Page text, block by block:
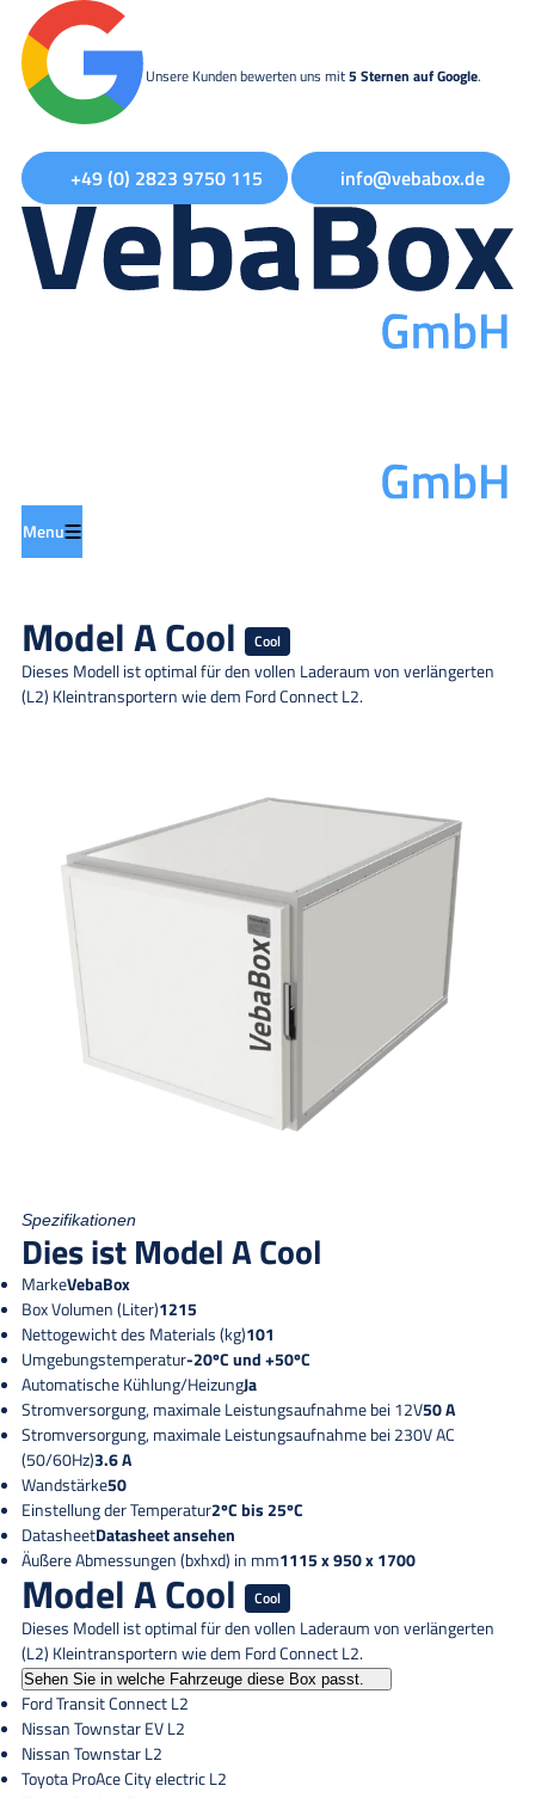
Unsere Kunden bewerten uns mit5 Sternen auf Google.
+49 (0) 2823 9750 115 info@vebabox.de
Menu
Model A Cool Cool
Dieses Modell ist optimal für den vollen Laderaum von verlängerten
(L2) Kleintransportern wie dem Ford Connect L2.
Spezifikationen
Dies ist Model A Cool
MarkeVebaBox
Box Volumen (Liter)1215
Nettogewicht des Materials (kg)101
Umgebungstemperatur-20ºC und +50ºC
Automatische Kühlung/HeizungJa
Stromversorgung, maximale Leistungsaufnahme bei 12V50 A
Stromversorgung, maximale Leistungsaufnahme bei 230V AC
(50/60Hz)3.6 A
Wandstärke50
Einstellung der Temperatur2ºC bis 25ºC
DatasheetDatasheet ansehen
Äußere Abmessungen (bxhxd) in mm1115 x 950 x 1700
Model A Cool Cool
Dieses Modell ist optimal für den vollen Laderaum von verlängerten
(L2) Kleintransportern wie dem Ford Connect L2.
Sehen Sie in welche Fahrzeuge diese Box passt.
Ford Transit Connect L2
Nissan Townstar EV L2
Nissan Townstar L2
Toyota ProAce City electric L2